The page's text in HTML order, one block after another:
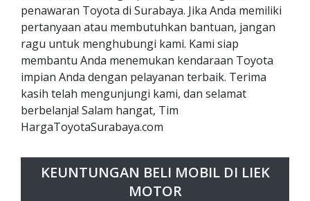
penawaran Toyota di Surabaya. Jika Anda memiliki
pertanyaan atau membutuhkan bantuan, jangan
ragu untuk menghubungi kami. Kami siap
membantu Anda menemukan kendaraan Toyota
impian Anda dengan pelayanan terbaik. Terima
kasih telah mengunjungi kami, dan selamat
berbelanja! Salam hangat, Tim
HargaToyotaSurabaya.com
KEUNTUNGAN BELI MOBIL DI LIEK
MOTOR